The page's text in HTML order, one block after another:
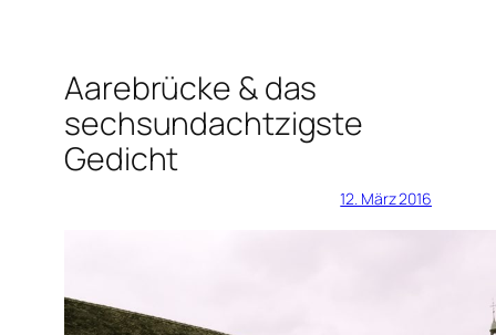
Aarebrücke & das
sechsundachtzigste
Gedicht
12. März 2016